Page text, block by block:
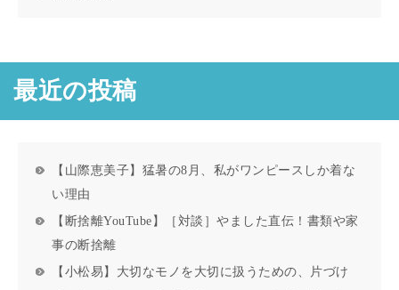
最近の投稿
【山際恵美子】猛暑の8月、私がワンピースしか着な
い理由
【断捨離YouTube】［対談］やました直伝！書類や家
事の断捨離
【小松易】大切なモノを大切に扱うための、片づけ